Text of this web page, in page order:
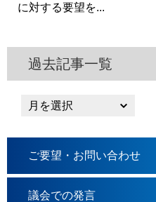
に対する要望を...
過去記事一覧
ご要望・お問い合わせ
議会での発言